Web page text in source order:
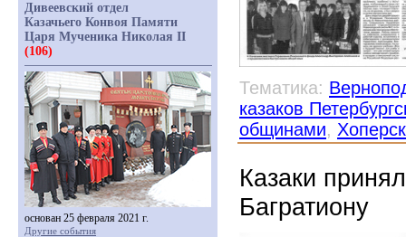
Тематика:
казаков
общинами,
Казаки
Багратиону
Дивеевский отдел
Казачьего Конвоя Памяти
Царя Мученика Николая II
(106)
основан 25 февраля 2021 г.
Другие события